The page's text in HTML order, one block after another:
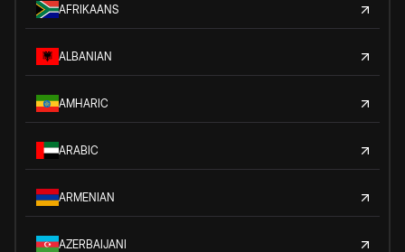
AFRIKAANS
ALBANIAN
AMHARIC
ARABIC
ARMENIAN
AZERBAIJANI